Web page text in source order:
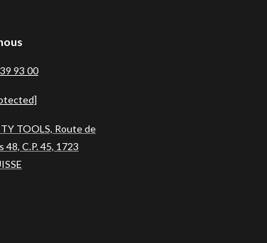
93 00
TOOLS, Route de
48, C.P. 45, 1723